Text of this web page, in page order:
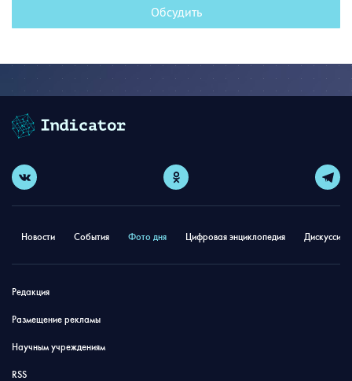
Обсудить
Новости События Фото дня Цифровая энциклопедия
Редакция
Размещение рекламы
Научным учреждениям
RSS